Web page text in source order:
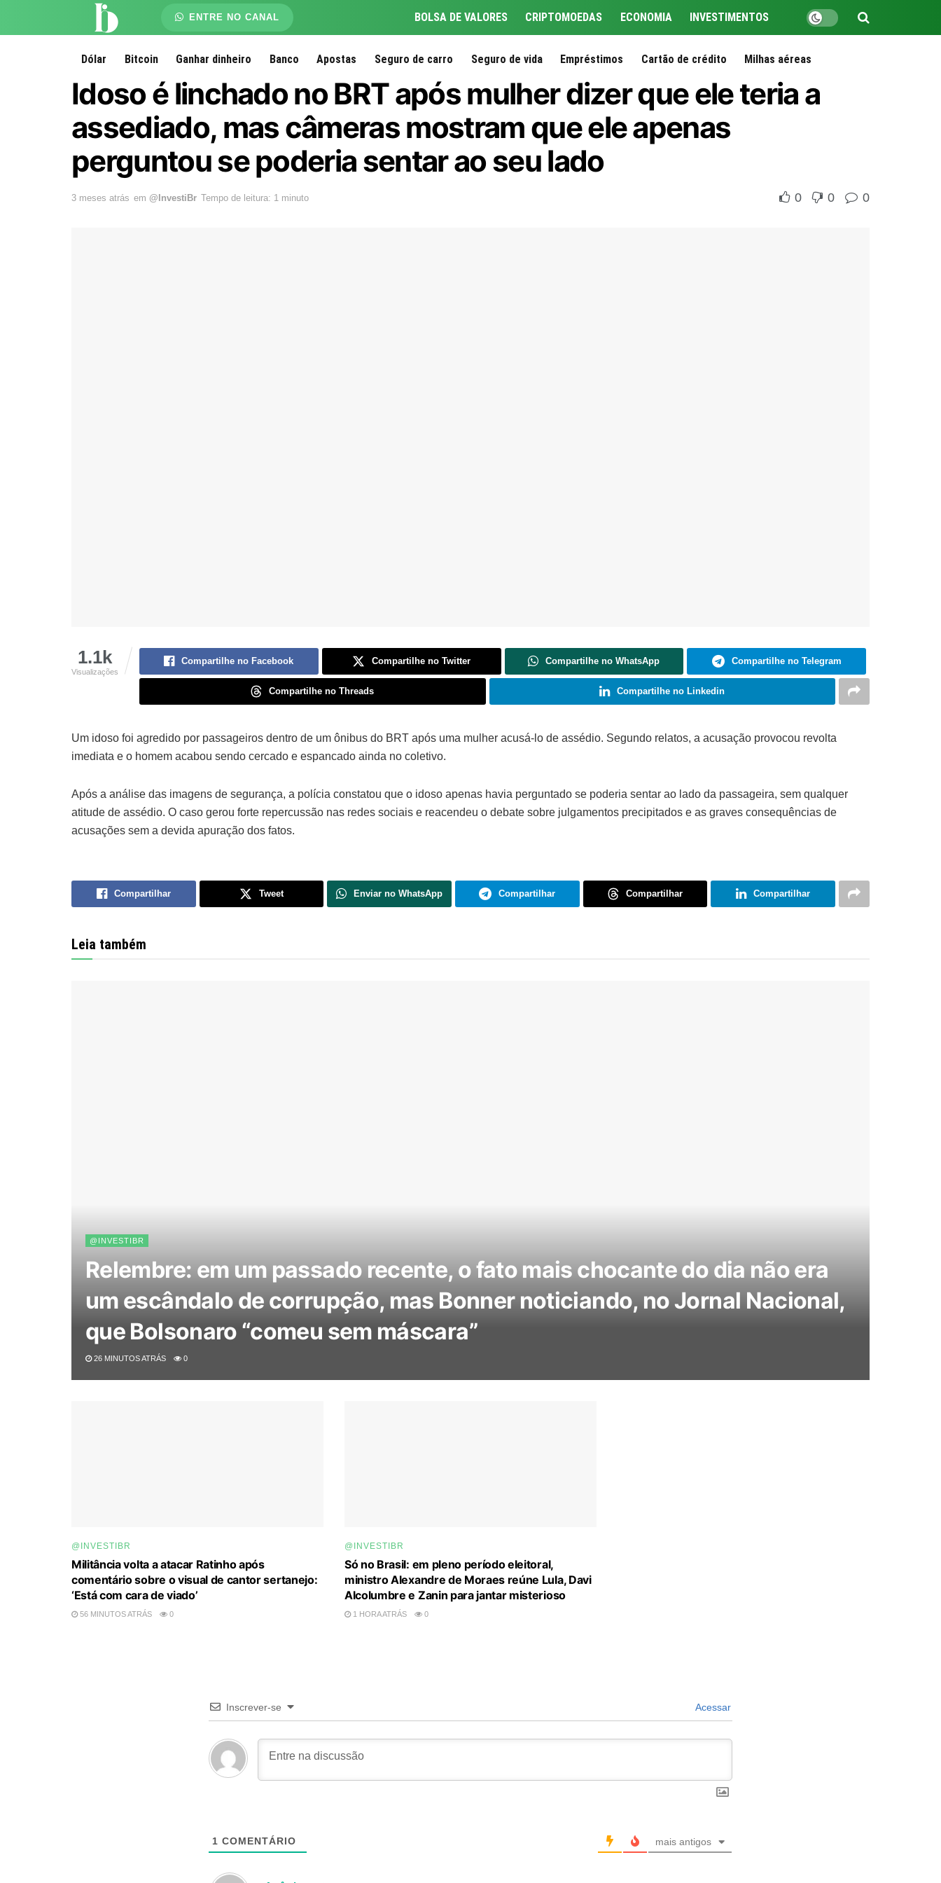
ENTRE NO CANAL BOLSA DE VALORES CRIPTOMOEDAS ECONOMIA INVESTIMENTOS
Dólar Bitcoin Ganhar dinheiro Banco Apostas Seguro de carro Seguro de vida Empréstimos Cartão de crédito Milhas aéreas
Idoso é linchado no BRT após mulher dizer que ele teria a
assediado, mas câmeras mostram que ele apenas
perguntou se poderia sentar ao seu lado
3 meses atrás em @InvestiBr Tempo de leitura: 1 minuto 0 0 0
1.1k
Visualizações
Compartilhe no Facebook Compartilhe no Twitter Compartilhe no WhatsApp Compartilhe no Telegram
Compartilhe no Threads Compartilhe no Linkedin
Um idoso foi agredido por passageiros dentro de um ônibus do BRT após uma mulher acusá-lo de assédio. Segundo relatos, a acusação provocou revolta
imediata e o homem acabou sendo cercado e espancado ainda no coletivo.
Após a análise das imagens de segurança, a polícia constatou que o idoso apenas havia perguntado se poderia sentar ao lado da passageira, sem qualquer
atitude de assédio. O caso gerou forte repercussão nas redes sociais e reacendeu o debate sobre julgamentos precipitados e as graves consequências de
acusações sem a devida apuração dos fatos.
Compartilhar Tweet Enviar no WhatsApp Compartilhar Compartilhar Compartilhar
Leia também
@INVESTIBR
Relembre: em um passado recente, o fato mais chocante do dia não era
um escândalo de corrupção, mas Bonner noticiando, no Jornal Nacional,
que Bolsonaro “comeu sem máscara”
26 MINUTOS ATRÁS 0
@INVESTIBR
Militância volta a atacar Ratinho após
comentário sobre o visual de cantor sertanejo:
‘Está com cara de viado’
56 MINUTOS ATRÁS 0
@INVESTIBR
Só no Brasil: em pleno período eleitoral,
ministro Alexandre de Moraes reúne Lula, Davi
Alcolumbre e Zanin para jantar misterioso
1 HORA ATRÁS 0
Inscrever-se Acessar
1 COMENTÁRIO mais antigos